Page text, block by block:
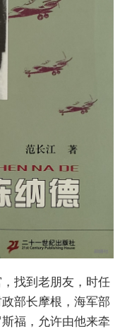
找到老朋友，时任
部长摩根，海军部
福，允许由他来牵